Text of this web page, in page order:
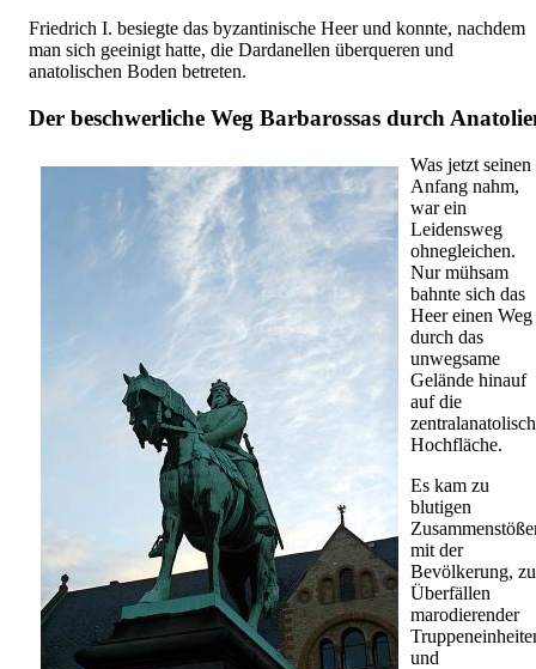
Friedrich I. besiegte das byzantinische Heer und konnte, nachdem
man sich geeinigt hatte, die Dardanellen überqueren und
anatolischen Boden betreten.
Der beschwerliche Weg Barbarossas durch
Was jetzt seinen
Anfang nahm,
war ein
Leidensweg
ohnegleichen.
Nur mühsam
bahnte sich das
Heer einen Weg
durch das
unwegsame
Gelände hinauf
auf die
Hochfläche.
Es kam zu
blutigen
mit der
Bevölkerung, zu
Überfällen
marodierender
und